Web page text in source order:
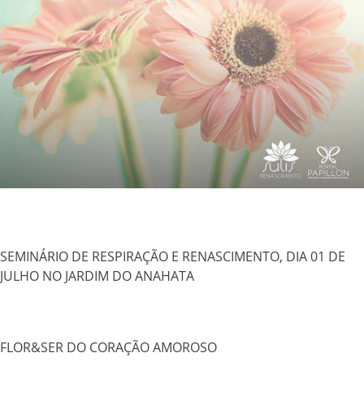
SEMINÁRIO DE RESPIRAÇÃO E RENASCIMENTO, DIA 01 DE
JULHO NO JARDIM DO ANAHATA
FLOR&SER DO CORAÇÃO AMOROSO